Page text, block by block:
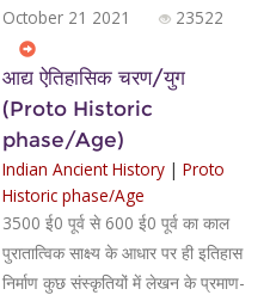
October 21 2021
23522
आद्य ऐतिहासिक चरण/युग
(Proto Historic
phase/Age)
Indian Ancient History| Proto
Historic phase/Age
3500 ई0 पूर्व से 600 ई0 पूर्व का काल
पुरातात्विक साक्ष्य के आधार पर ही इतिहास
निर्माण कुछ संस्कृतियों में लेखन के प्रमाण-